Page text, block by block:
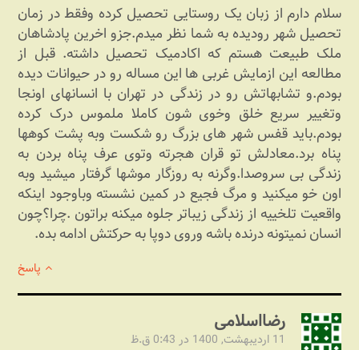
سلام دارم از زبان یک روستایی تحصیل کرده وفقط در زمان
تحصیل شهر رودیده به شما نظر میدم.جزو اخرین پادشاهان
ملک طبیعت هستم که اکادمیک تحصیل داشته. قبل از
مطالعه این ازمایش غربی ها این مساله رو در حیوانات دیده
بودم.و تشابهاتش رو در زندگی در تهران با انسانهای اونجا
وتغییر سریع خلق وخوی شون کاملا ملموس درک کرده
بودم.باید قفس شهر های بزرگ رو شکست وبه پشت کوهها
پناه برد.معادلش تو قران هجرته وتوی عرف پناه بردن به
زندگی بی سروصدا‌.وگرنه به روزگار موشها گرفتار میشید وبه
اون خو میکنید و مرگ فجیع در کمین نشسته وباوجود اینکه
واقعیت تلخییه از زندگی زیباتر جلوه میکنه براتون .چرا؟چون
انسان نمیتونه درنده باشه وروی دوپا به حرکتش ادامه بده.
پاسخ
رضااسلامی
11 اردیبهشت, 1400 در 0:43 ق.ظ